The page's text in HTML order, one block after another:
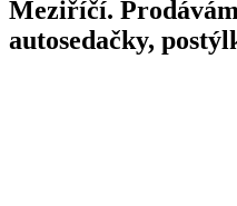
Meziříčí.
autosedačky,